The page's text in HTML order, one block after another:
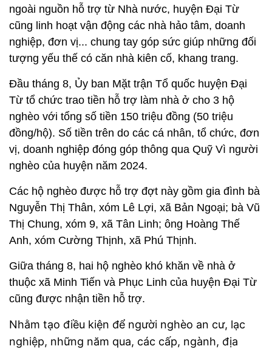
ngoài nguồn hỗ trợ từ Nhà nước, huyện Đại Từ
cũng linh hoạt vận động các nhà hảo tâm, doanh
nghiệp, đơn vị... chung tay góp sức giúp những đối
tượng yếu thế có căn nhà kiên cố, khang trang.
Đầu tháng 8, Ủy ban Mặt trận Tổ quốc huyện Đại
Từ tổ chức trao tiền hỗ trợ làm nhà ở cho 3 hộ
nghèo với tổng số tiền 150 triệu đồng (50 triệu
đồng/hộ). Số tiền trên do các cá nhân, tổ chức, đơn
vị, doanh nghiệp đóng góp thông qua Quỹ Vì người
nghèo của huyện năm 2024.
Các hộ nghèo được hỗ trợ đợt này gồm gia đình bà
Nguyễn Thị Thân, xóm Lê Lợi, xã Bản Ngoại; bà Vũ
Thị Chung, xóm 9, xã Tân Linh; ông Hoàng Thế
Anh, xóm Cường Thịnh, xã Phú Thịnh.
Giữa tháng 8, hai hộ nghèo khó khăn về nhà ở
thuộc xã Minh Tiến và Phục Linh của huyện Đại Từ
cũng được nhận tiền hỗ trợ.
Nhằm tạo điều kiện để người nghèo an cư, lạc
nghiệp, những năm qua, các cấp, ngành, địa